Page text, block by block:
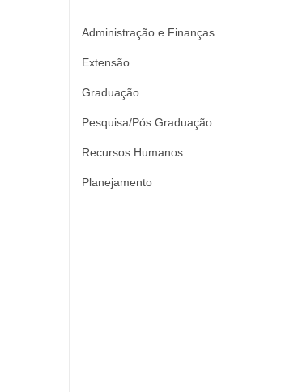
Administração e Finanças
Extensão
Graduação
Pesquisa/Pós Graduação
Recursos Humanos
Planejamento